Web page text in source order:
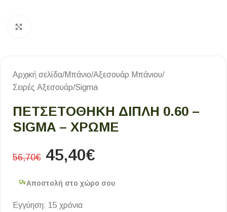
Αρχική σελίδα/Μπάνιο/Αξεσουάρ Μπάνιου/
Σειρές Αξεσουάρ/Sigma
ΠΕΤΣΕΤΟΘΗΚΗ ΔΙΠΛΗ 0.60 –
SIGMA – ΧΡΩΜΕ
56,70€ 45,40€
Αποστολή στο χώρο σου
Εγγύηση: 15 χρόνια